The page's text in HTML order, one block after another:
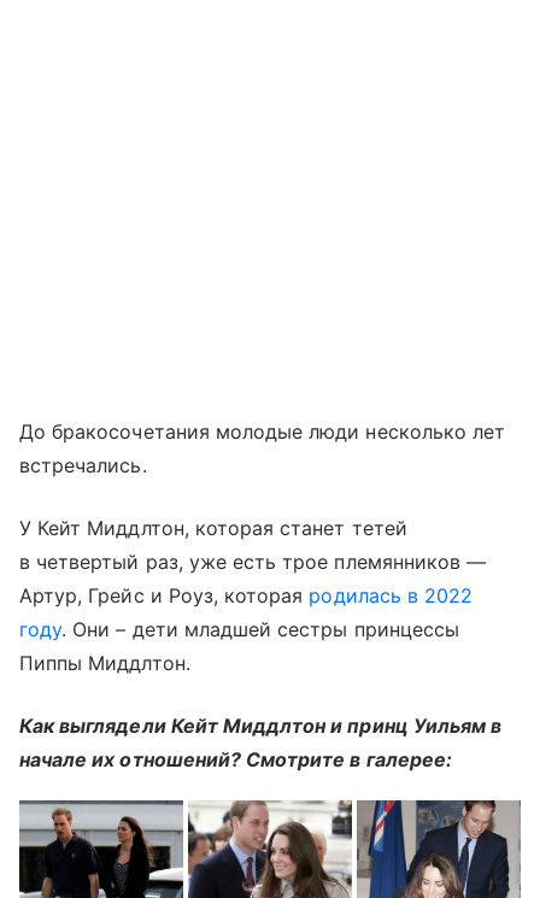
До бракосочетания молодые люди несколько лет
встречались.
У Кейт Миддлтон, которая станет тетей
в четвертый раз, уже есть трое племянников —
Артур, Грейс и Роуз, которая родилась в 2022
году. Они – дети младшей сестры принцессы
Пиппы Миддлтон.
Как выглядели Кейт Миддлтон и принц Уильям в
начале их отношений? Смотрите в галерее: